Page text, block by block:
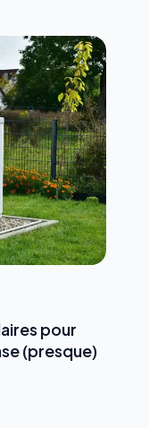
pour
(presque)